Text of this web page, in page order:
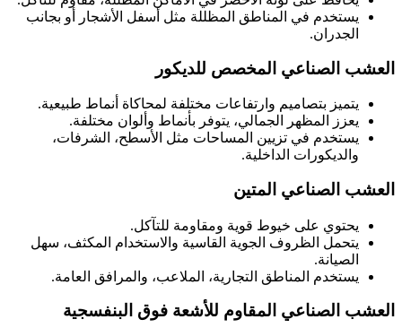
يستخدم في المناطق المظللة مثل أسفل الأشجار أو بجانب
الجدران.
العشب الصناعي المخصص للديكور
يتميز بتصاميم وارتفاعات مختلفة لمحاكاة أنماط طبيعية.
يعزز المظهر الجمالي، يتوفر بأنماط وألوان مختلفة.
يستخدم في تزيين المساحات مثل الأسطح، الشرفات،
والديكورات الداخلية.
العشب الصناعي المتين
يحتوي على خيوط قوية ومقاومة للتآكل.
يتحمل الظروف الجوية القاسية والاستخدام المكثف، سهل
الصيانة.
يستخدم المناطق التجارية، الملاعب، والمرافق العامة.
العشب الصناعي المقاوم للأشعة فوق البنفسجية